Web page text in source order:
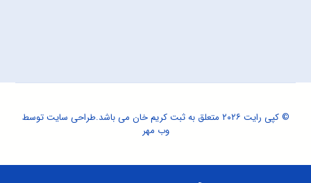
© کپی رایت ۲۰۲۶ متعلق به ثبت کریم خان می باشد. طراحی سایتتوسط
وب مهر